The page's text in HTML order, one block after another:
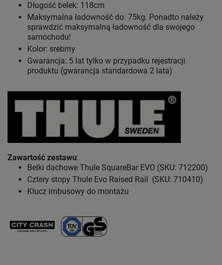
Długość belek: 118cm
Maksymalna ładowność do: 75kg. Ponadto należy
sprawdzić maksymalną ładowność dla swojego
samochodu!
Kolor: srebrny
Gwarancja: 5 lat tylko w przypadku rejestracji
produktu (gwarancja standardowa 2 lata)
Zawartość zestawu:
Belki dachowe Thule SquareBar EVO (SKU: 712200)
Cztery stopy Thule Evo Raised Rail (SKU: 710410)
Klucz imbusowy do montażu